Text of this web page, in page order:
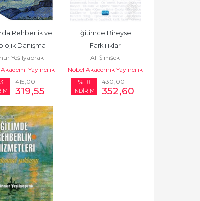
Rehberlik ve
Danışma
Uygulama
Yeşilyaprak
Yayıncılık
415,00
319,55
Eğitimde Bireysel
Farklılıklar
Ali Şimşek
Nobel Akademik Yayıncılık
%18
İNDİRİM
430,00
352,60